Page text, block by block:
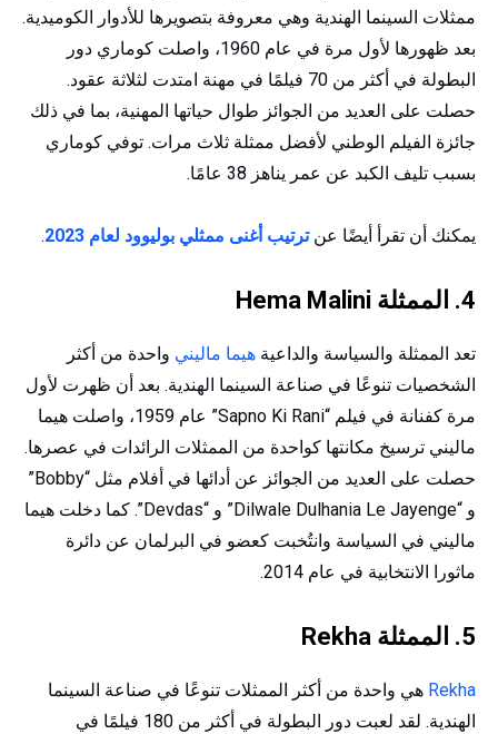
ممثلات السينما الهندية وهي معروفة بتصويرها للأدوار الكوميدية.
بعد ظهورها لأول مرة في عام 1960، واصلت كوماري دور
البطولة في أكثر من 70 فيلمًا في مهنة امتدت لثلاثة عقود.
حصلت على العديد من الجوائز طوال حياتها المهنية، بما في ذلك
جائزة الفيلم الوطني لأفضل ممثلة ثلاث مرات. توفي كوماري
بسبب تليف الكبد عن عمر يناهز 38 عامًا.
يمكنك أن تقرأ أيضًا عنترتيب أغنى ممثلي بوليوود لعام 2023 .
4. الممثلة Hema Malini
تعد الممثلة والسياسة والداعية هيما ماليني واحدة من أكثر
الشخصيات تنوعًا في صناعة السينما الهندية. بعد أن ظهرت لأول
مرة كفنانة في فيلم “Sapno Ki Rani” عام 1959، واصلت هيما
ماليني ترسيخ مكانتها كواحدة من الممثلات الرائدات في عصرها.
حصلت على العديد من الجوائز عن أدائها في أفلام مثل “Bobby”
و “Dilwale Dulhania Le Jayenge” و “Devdas”. كما دخلت هيما
ماليني في السياسة وانتُخبت كعضو في البرلمان عن دائرة
ماثورا الانتخابية في عام 2014.
5. الممثلة Rekha
Rekha هي واحدة من أكثر الممثلات تنوعًا في صناعة السينما
الهندية. لقد لعبت دور البطولة في أكثر من 180 فيلمًا في